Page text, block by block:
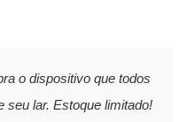
o dispositivo que todos
seu lar. Estoque limitado!